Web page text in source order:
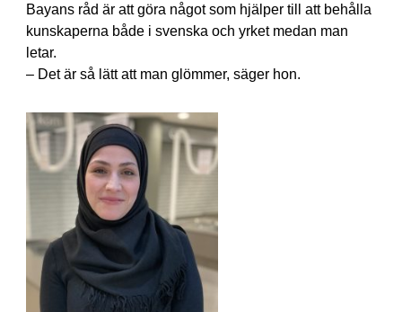
Bayans råd är att göra något som hjälper till att behålla
kunskaperna både i svenska och yrket medan man
letar.
– Det är så lätt att man glömmer, säger hon.